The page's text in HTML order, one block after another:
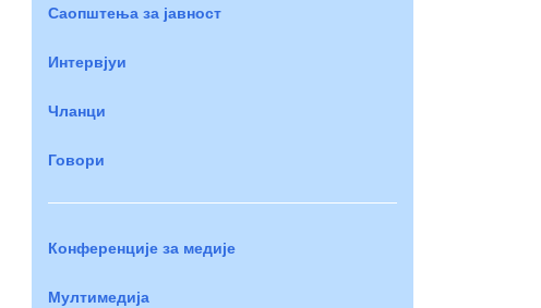
Саопштења за јавност
Интервјуи
Чланци
Говори
Конференције за медије
Мултимедија